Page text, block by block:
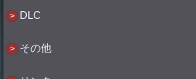
DLC
その他